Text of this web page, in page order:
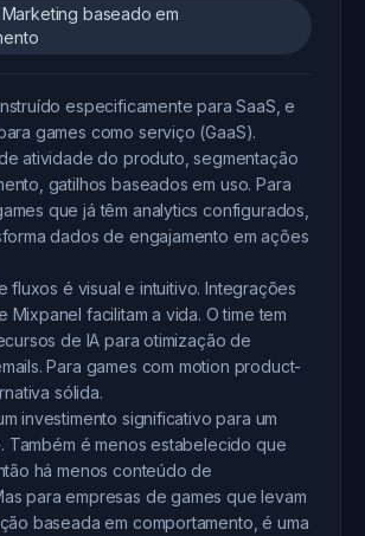
baseado em
especificamente para SaaS, e
games como serviço (GaaS).
atividade do produto, segmentação
gatilhos baseados em uso. Para
que já têm analytics configurados,
dados de engajamento em ações
fluxos é visual e intuitivo. Integrações
Mixpanel facilitam a vida. O time tem
de IA para otimização de
Para games com motion product-
sólida.
investimento significativo para um
Também é menos estabelecido que
há menos conteúdo de
para empresas de games que levam
baseada em comportamento, é uma